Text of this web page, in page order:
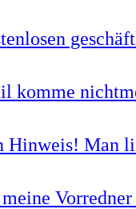
komme
Hinweis! Man